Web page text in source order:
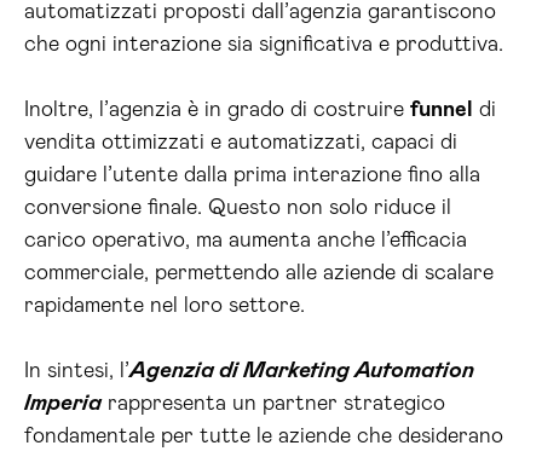
automatizzati proposti dall’agenzia garantiscono
che ogni interazione sia significativa e produttiva.
Inoltre, l’agenzia è in grado di costruire funnel
di
vendita ottimizzati e automatizzati, capaci di
guidare l’utente dalla prima interazione fino alla
conversione finale. Questo non solo riduce il
carico operativo, ma aumenta anche l’efficacia
commerciale, permettendo alle aziende di scalare
rapidamente nel loro settore.
In sintesi, l’Agenzia di Marketing Automation
Imperiarappresenta un partner strategico
fondamentale per tutte le aziende che desiderano